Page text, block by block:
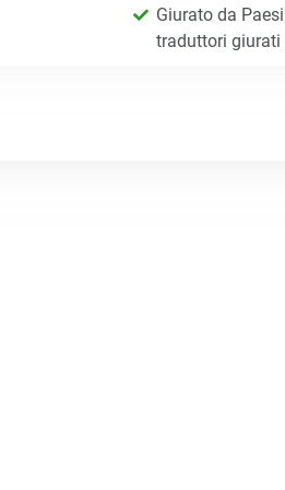
Giurato da
traduttori giurati